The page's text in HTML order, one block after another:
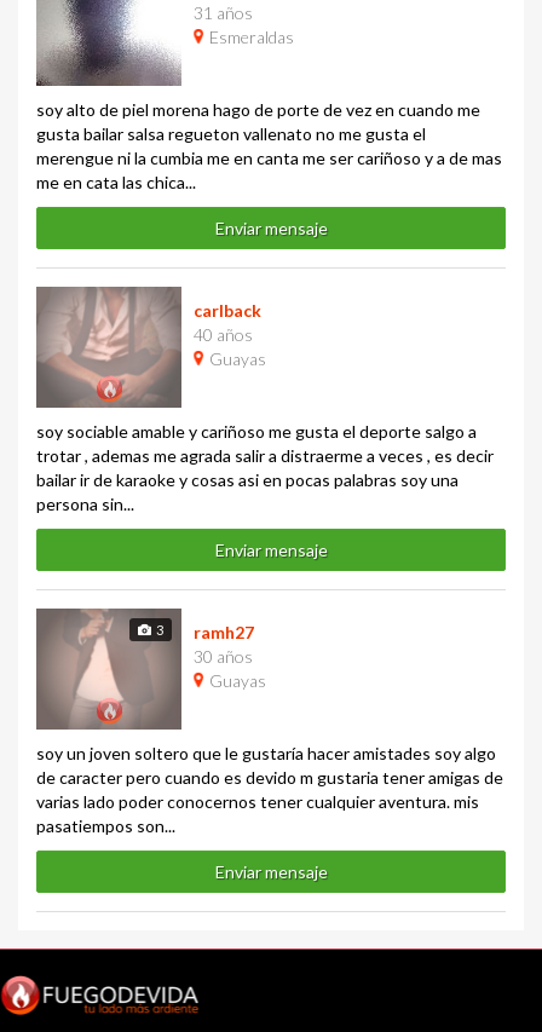
31 años
Esmeraldas
soy alto de piel morena hago de porte de vez en cuando me
gusta bailar salsa regueton vallenato no me gusta el
merengue ni la cumbia me en canta me ser cariñoso y a de mas
me en cata las chica...
Enviar mensaje
carlback
40 años
Guayas
soy sociable amable y cariñoso me gusta el deporte salgo a
trotar , ademas me agrada salir a distraerme a veces , es decir
bailar ir de karaoke y cosas asi en pocas palabras soy una
persona sin...
Enviar mensaje
3
ramh27
30 años
Guayas
soy un joven soltero que le gustaría hacer amistades soy algo
de caracter pero cuando es devido m gustaria tener amigas de
varias lado poder conocernos tener cualquier aventura. mis
pasatiempos son...
Enviar mensaje